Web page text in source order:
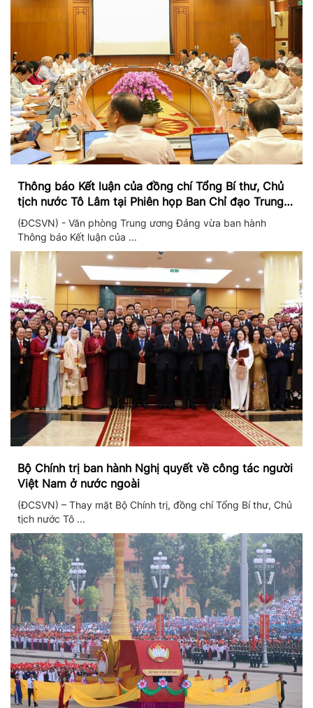
Thông báo Kết luận của đồng chí Tổng Bí thư, Chủ
tịch nước Tô Lâm tại Phiên họp Ban Chỉ đạo Trung
ương thực hiện Nghị quyết 57
(ĐCSVN) - Văn phòng Trung ương Đảng vừa ban hành
Thông báo Kết luận của ...
Bộ Chính trị ban hành Nghị quyết về công tác người
Việt Nam ở nước ngoài
(ĐCSVN) – Thay mặt Bộ Chính trị, đồng chí Tổng Bí thư, Chủ
tịch nước Tô ...